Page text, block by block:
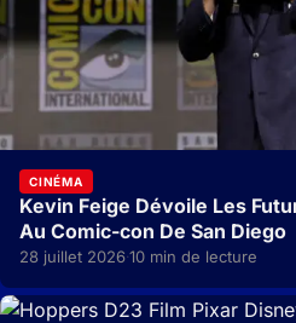
CINÉMA
Kevin Feige Dévoile Les
Au Comic-con De San Diego
28 juillet 2026·10 min de lecture